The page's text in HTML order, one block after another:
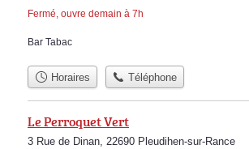
Fermé, ouvre demain à 7h
Bar Tabac
Horaires Téléphone
Le Perroquet Vert
3 Rue de Dinan, 22690 Pleudihen-sur-Rance